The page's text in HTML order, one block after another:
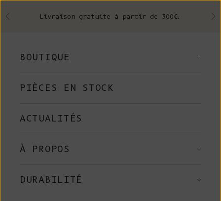
Précédent Livraison gratuite à partir de 300€.
BOUTIQUE
PIÈCES EN STOCK
ACTUALITÉS
À PROPOS
DURABILITÉ